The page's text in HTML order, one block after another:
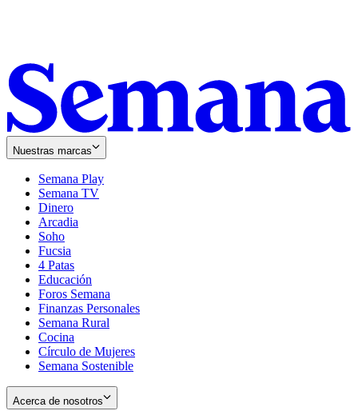
Nuestras marcas
Semana Play
Semana TV
Dinero
Arcadia
Soho
in
new
window
Fucsia
in
new
window
4 Patas
Educación
Foros Semana
Finanzas Personales
Semana Rural
Cocina
Círculo de Mujeres
Semana Sostenible
Acerca de nosotros